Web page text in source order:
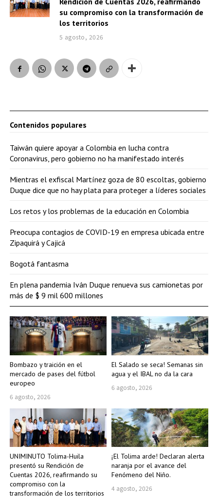
su compromiso con la transformación de
los territorios
5 agosto, 2026
Bombazo y traición en el
mercado de pases del fútbol
europeo
6 agosto, 2026
El Salado se seca! Semanas sin
agua y el IBAL no da la cara
6 agosto, 2026
UNIMINUTO Tolima-Huila
presentó su Rendición de
Cuentas 2026, reafirmando su
compromiso con la
transformación de los territorios
¡El Tolima arde! Declaran alerta
naranja por el avance del
Fenómeno del Niño.
4 agosto, 2026
Contenidos populares
Taiwán quiere apoyar a Colombia en lucha contra
Coronavirus, pero gobierno no ha manifestado interés
Mientras el exfiscal Martínez goza de 80 escoltas, gobierno
Duque dice que no hay plata para proteger a líderes sociales
Los retos y los problemas de la educación en Colombia
Preocupa contagios de COVID-19 en empresa ubicada entre
Zipaquirá y Cajicá
Bogotá fantasma
En plena pandemia Iván Duque renueva sus camionetas por
más de $ 9 mil 600 millones